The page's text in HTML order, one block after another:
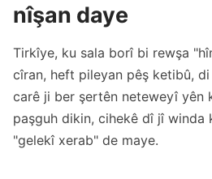
nîşan daye
Tirkîye, ku sala borî bi rewşa
cîran, heft pileyan pêş ketibû,
carê ji ber şertên neteweyî yên
paşguh dikin, cihekê dî jî winda
"gelekî xerab" de maye.